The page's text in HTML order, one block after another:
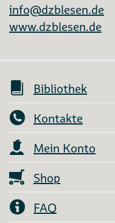
info@dzblesen.de
www.dzblesen.de
Bibliothek
Kontakte
Mein Konto
Shop
FAQ